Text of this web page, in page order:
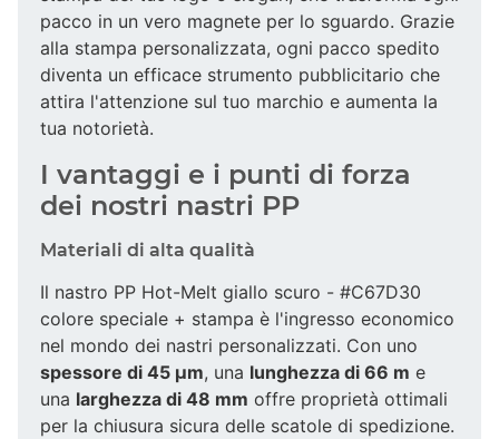
pacco in un vero magnete per lo sguardo. Grazie
alla stampa personalizzata, ogni pacco spedito
diventa un efficace strumento pubblicitario che
attira l'attenzione sul tuo marchio e aumenta la
tua notorietà.
I vantaggi e i punti di forza
dei nostri nastri PP
Materiali di alta qualità
Il nastro PP Hot-Melt giallo scuro - #C67D30
colore speciale + stampa è l'ingresso economico
nel mondo dei nastri personalizzati. Con uno
spessore di 45 µm, una lunghezza di 66 m e
una larghezza di 48 mm offre proprietà ottimali
per la chiusura sicura delle scatole di spedizione.